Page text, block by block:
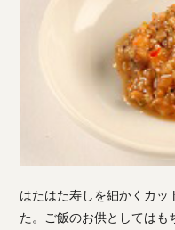
はたはた寿しを細かくカッ
た。ご飯のお供としては